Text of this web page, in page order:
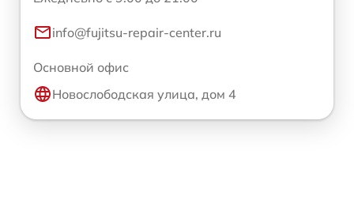
info@fujitsu-repair-center.ru
Основной офис
Новослободская улица, дом 4